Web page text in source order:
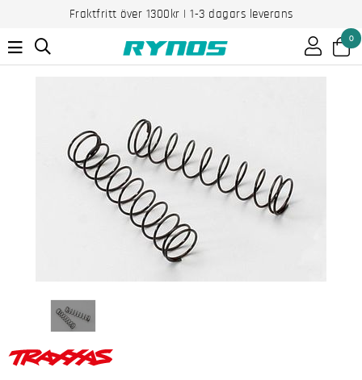
Fraktfritt över 1300kr | 1-3 dagars leverans
0